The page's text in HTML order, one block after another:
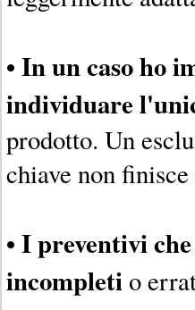
• In un caso ho
individuare
prodotto. Un
chiave non
• I preventivi
incompletio